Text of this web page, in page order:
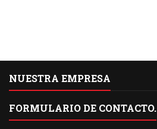
NUESTRA EMPRESA
FORMULARIO DE CONTACTO.